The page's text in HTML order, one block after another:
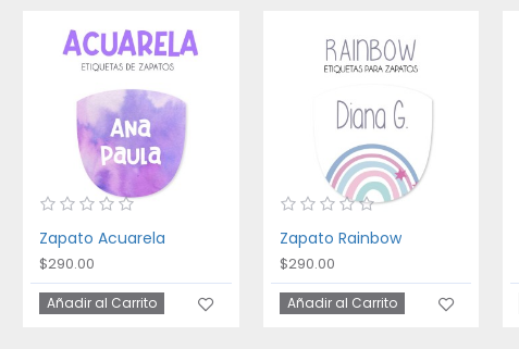
Zapato Acuarela
$290.00
Añadir al Carrito
Zapato Rainbow
$290.00
Añadir al Carrito